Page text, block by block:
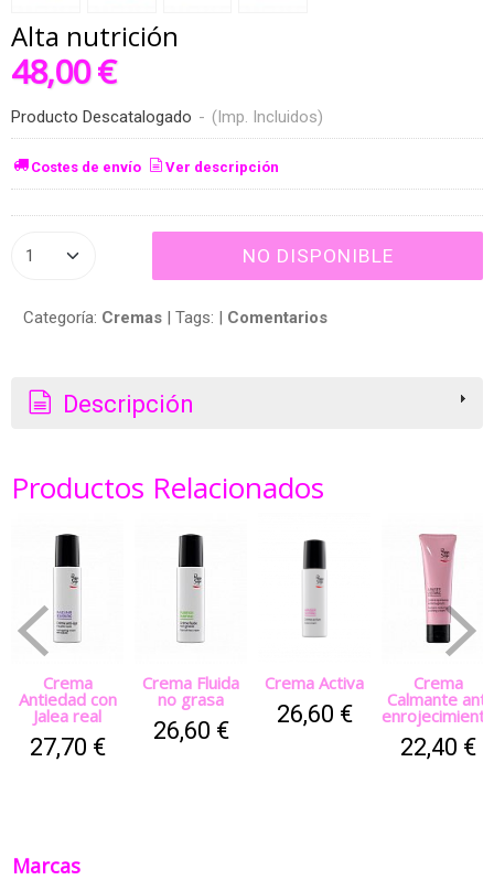
Marcas
Alta nutrición
48,00 €
Producto Descatalogado - (Imp. Incluidos)
Costes de envío Ver descripción
NO DISPONIBLE
Categoría: Cremas | Tags: | Comentarios
Descripción
Productos Relacionados
Crema
Antiedad con
Jalea real
27,70 €
Crema Fluida
no grasa
26,60 €
Crema Activa
26,60 €
Crema
Calmante anti
22,40 €